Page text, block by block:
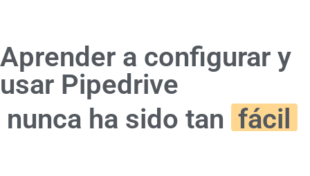
Aprender a configurar y
usar Pipedrive
nunca ha sido tan fácil